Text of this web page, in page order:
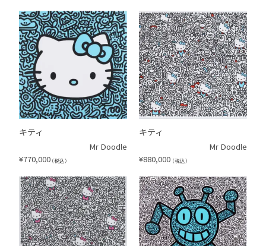
キティ
Mr Doodle
¥770,000 （税込）
キティ
Mr Doodle
¥880,000 （税込）